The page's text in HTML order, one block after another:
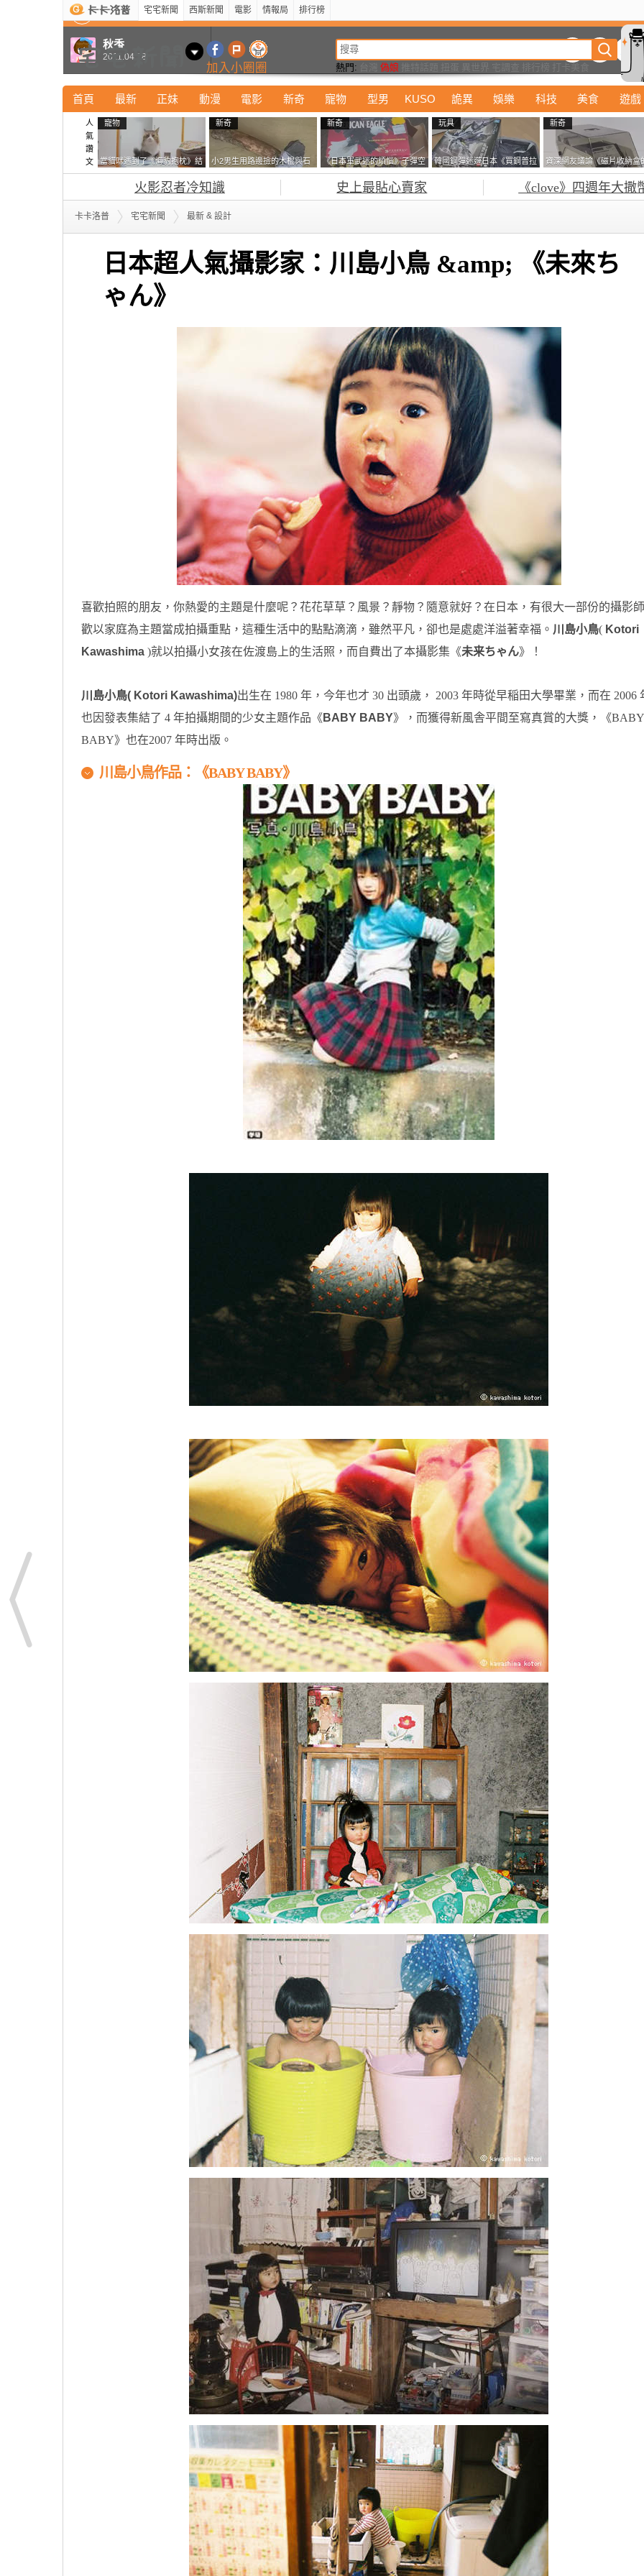
宅宅新聞 西斯新聞 電影 情報局 排行榜
加入小圈圈 熱門: 偽娘
首頁 最新 正妹 動漫 電影 新奇 寵物 型男 KUSO 詭異 娛樂 科技 美食 遊戲
人
氣
讚
文
寵物
當貓咪遇到了《海豹抱枕》結
果玩了10天後，海豹一整個走
鐘笑翻網友
新奇
小2男生用路邊撿的木棍與石
頭做成了《石斧》馬麻打開書
包嚇一跳怎麼會有這種東
西！？
新奇
《日本軍武迷的煩惱》子彈空
盒在日本超級貴 美國網友直
接一大箱寄給他了
玩具
韓國鋼彈迷遊日本《買鋼普拉
塞不進行李箱》網友們集思廣
新奇
資深網友議論《磁片收納盒
鎖有什麼用》想偷的話整盒
走不就好了嗎？
火影忍者冷知識 史上最貼心賣家 《clove》四週年大撒
卡卡洛普 宅宅新聞 最新 & 設計
日本超人氣攝影家：川島小鳥 &amp; 《未來ち
ゃん》
最新 新奇 正妹 寵物 型男 Kuso 科技 動漫
秋香
2011.04.18
喜歡拍照的朋友，你熱愛的主題是什麼呢？花花草草？風景？靜物？隨意就好？在日本，有很大一部份的攝影
歡以家庭為主題當成拍攝重點，這種生活中的點點滴滴，雖然平凡，卻也是處處洋溢著幸福。 川島小鳥( Kotori
Kawashima )就以拍攝小女孩在佐渡島上的生活照，而自費出了本攝影集《未来ちゃん》！
川島小鳥( Kotori Kawashima)出生在 1980 年，今年也才 30 出頭歲， 2003 年時從早稲田大學畢業，而在 2006
也因發表集結了 4 年拍攝期間的少女主題作品《 BABY BABY》，而獲得新風舎平間至寫真賞的大獎，《BABY
BABY》也在2007 年時出版。
川島小鳥作品：《BABY BABY》